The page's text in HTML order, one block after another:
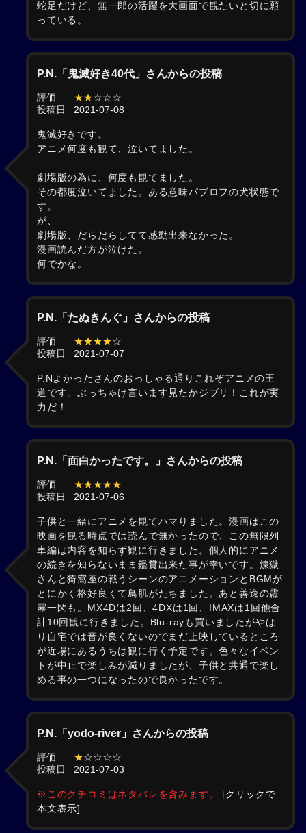
蛇足だけど、無一郎の活躍を大画面で観たいと切に願
っている。
P.N.「鬼滅好き40代」さんからの投稿
評価 ★★☆☆☆
投稿日
2021-07-08
鬼滅好きです。
アニメ何度も観て、泣いてました。
劇場版の為に、何度も観てました。
その都度泣いてました。ある意味パブロフの犬状態で
す。
が、
劇場版、だらだらしてて感動出来なかった。
漫画読んだ方が泣けた。
何でかな。
P.N.「たぬきんぐ」さんからの投稿
評価 ★★★★☆
投稿日
2021-07-07
P.Nよかったさんのおっしゃる通りこれぞアニメの王
道です。ぶっちゃけ言います見たかジブリ！これが実
力だ！
P.N.「面白かったです。」さんからの投稿
評価
★★★★★
投稿日
2021-07-06
子供と一緒にアニメを観てハマりました。漫画はこの
映画を観る時点では読んで無かったので、この無限列
車編は内容を知らず観に行きました。個人的にアニメ
の続きを知らないまま鑑賞出来た事が幸いです。煉獄
さんと猗窩座の戦うシーンのアニメーションとBGMが
とにかく格好良くて鳥肌がたちました。あと善逸の霹
靂一閃も。MX4Dは2回、4DXは1回、IMAXは1回他合
計10回観に行きました。Blu-rayも買いましたがやは
り自宅では音が良くないのでまだ上映しているところ
が近場にあるうちは観に行く予定です。色々なイベン
トが中止で楽しみが減りましたが、子供と共通で楽し
める事の一つになったので良かったです。
P.N.「yodo-river」さんからの投稿
評価 ★☆☆☆☆
投稿日
2021-07-03
※このクチコミはネタバレを含みます。
[クリックで
本文表示]